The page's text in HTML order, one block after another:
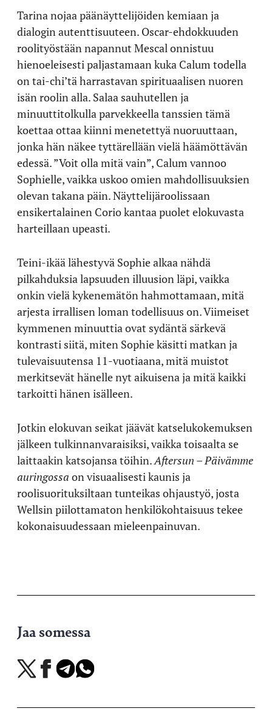
Tarina nojaa päänäyttelijöiden kemiaan ja
dialogin autenttisuuteen. Oscar-ehdokkuuden
roolityöstään napannut Mescal onnistuu
hienoeleisesti paljastamaan kuka Calum todella
on tai-chi’tä harrastavan spirituaalisen nuoren
isän roolin alla. Salaa sauhutellen ja
minuuttitolkulla parvekkeella tanssien tämä
koettaa ottaa kiinni menetettyä nuoruuttaan,
jonka hän näkee tyttärellään vielä häämöttävän
edessä. ”Voit olla mitä vain”, Calum vannoo
Sophielle, vaikka uskoo omien mahdollisuuksien
olevan takana päin. Näyttelijäroolissaan
ensikertalainen Corio kantaa puolet elokuvasta
harteillaan upeasti.
Teini-ikää lähestyvä Sophie alkaa nähdä
pilkahduksia lapsuuden illuusion läpi, vaikka
onkin vielä kykenemätön hahmottamaan, mitä
arjesta irrallisen loman todellisuus on. Viimeiset
kymmenen minuuttia ovat sydäntä särkevä
kontrasti siitä, miten Sophie käsitti matkan ja
tulevaisuutensa 11-vuotiaana, mitä muistot
merkitsevät hänelle nyt aikuisena ja mitä kaikki
tarkoitti hänen isälleen.
Jotkin elokuvan seikat jäävät katselukokemuksen
jälkeen tulkinnanvaraisiksi, vaikka toisaalta se
laittaakin katsojansa töihin.Aftersun – Päivämme
auringossa on visuaalisesti kaunis ja
roolisuorituksiltaan tunteikas ohjaustyö, josta
Wellsin piilottamaton henkilökohtaisuus tekee
kokonaisuudessaan mieleenpainuvan.
Jaa somessa
Jaa
X-
Jaa
Facebookissa
Jaa
Telegramissa
Jaa
WhatsAppissa